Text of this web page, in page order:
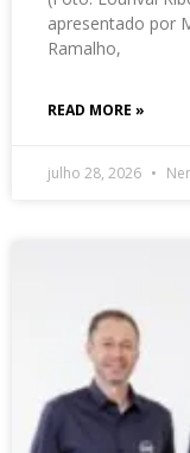
apresentado por
Ramalho,
READ MORE »
julho 28, 2026